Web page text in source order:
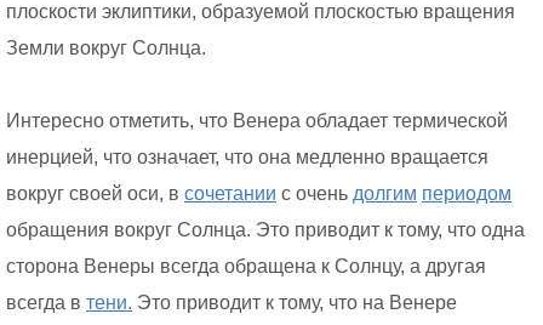
плоскости эклиптики, образуемой плоскостью вращения
Земли вокруг Солнца.
Интересно отметить, что Венера обладает термической
инерцией, что означает, что она медленно вращается
вокруг своей оси, в сочетании с очень долгим периодом
обращения вокруг Солнца. Это приводит к тому, что одна
сторона Венеры всегда обращена к Солнцу, а другая
всегда в тени. Это приводит к тому, что на Венере